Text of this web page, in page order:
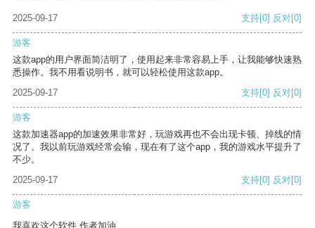
2025-09-17 支持[0] 反对[0]
游客
这款app的用户界面简洁明了，使用起来非常容易上手，让我能够快速熟
悉操作。我不用看说明书，就可以轻松使用这款app。
2025-09-17
支持[0] 反对[0]
游客
这款加速器app的加速效果非常好，玩游戏再也不会出现卡顿、掉线的情
况了。我以前玩游戏经常会输，现在有了这个app，我的游戏水平提升了
不少。
2025-09-17
支持[0] 反对[0]
游客
我喜欢这个软件 作者加油